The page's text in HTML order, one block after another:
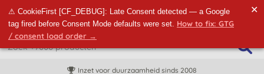
⚠ CookieFirst [CF_DEBUG]: Late Consent detected — a Google
tag fired before Consent Mode defaults were set. How to fix: GTG
/ consent load order →
✕
Inzet voor duurzaamheid sinds 2008